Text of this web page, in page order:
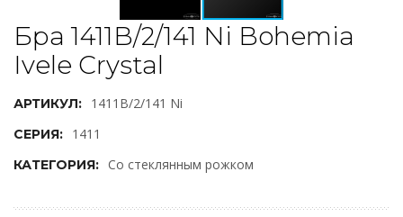
Бра 1411B/2/141 Ni Bohemia
Ivele Crystal
АРТИКУЛ: 1411B/2/141 Ni
СЕРИЯ: 1411
КАТЕГОРИЯ: Со стеклянным рожком